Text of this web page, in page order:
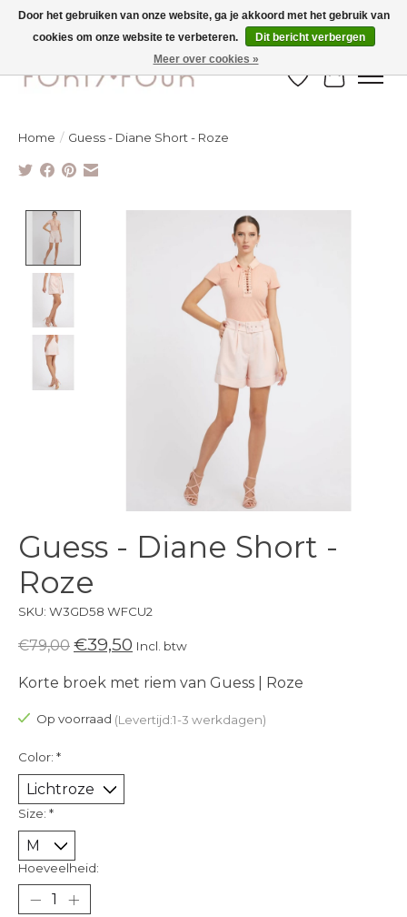
Ontdek de nieuwe najaarscollectie nu in de winkel - selectie online
Verlanglijst
Home / Guess - Diane Short - Roze
Product image slideshow Items
Guess - Diane Short -
Roze
SKU: W3GD58 WFCU2
€79,00 €39,50 Incl. btw
Korte broek met riem van Guess | Roze
Op voorraad (Levertijd:1-3 werkdagen)
Color: *
Size: *
Hoeveelheid:
Door het gebruiken van onze website, ga je akkoord met het gebruik van
cookies om onze website te verbeteren.
Dit bericht verbergen
Meer over cookies »